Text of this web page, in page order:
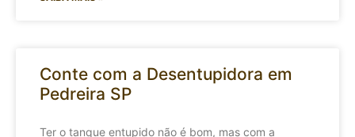
Conte com a Desentupidora em
Pedreira SP
Ter o tanque entupido não é bom, mas com a